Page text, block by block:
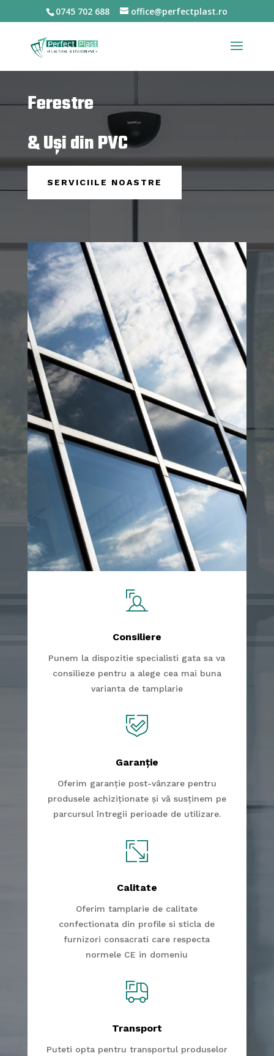
0745 702 688 office@perfectplast.ro
Ferestre
& Uși din PVC
SERVICIILE NOASTRE
Consiliere
Punem la dispozitie specialisti gata sa va
consilieze pentru a alege cea mai buna
varianta de tamplarie
Garanție
Oferim garanție post-vânzare pentru
produsele achiziționate și vă susținem pe
parcursul întregii perioade de utilizare.
Calitate
Oferim tamplarie de calitate
confectionata din profile si sticla de
furnizori consacrati care respecta
normele CE in domeniu
Transport
Puteti opta pentru transportul produselor